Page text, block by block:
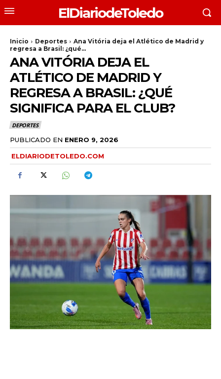
ElDiariodeToledo
Inicio Deportes
Ana Vitória deja el Atlético de Madrid y
regresa a Brasil: ¿qué...
ANA VITÓRIA DEJA EL
ATLÉTICO DE MADRID Y
REGRESA A BRASIL: ¿QUÉ
SIGNIFICA PARA EL CLUB?
DEPORTES
PUBLICADO EN ENERO 9, 2026
ELDIARIODETOLEDO.COM